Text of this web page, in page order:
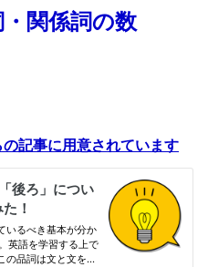
関係詞の数
記事に用意されています